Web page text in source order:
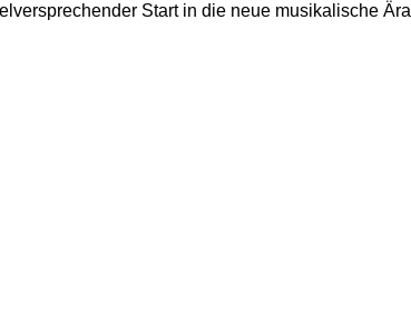
Start in die neue musikalische Ära